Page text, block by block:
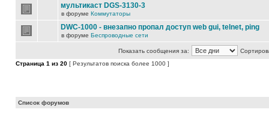
мультикаст DGS-3130-3
в форуме Коммутаторы
DWC-1000 - внезапно пропал доступ web gui, telnet, ping
в форуме Беспроводные сети
Показать сообщения за:
Страница 1 из 20 [ Результатов поиска более 1000 ]
Список форумов